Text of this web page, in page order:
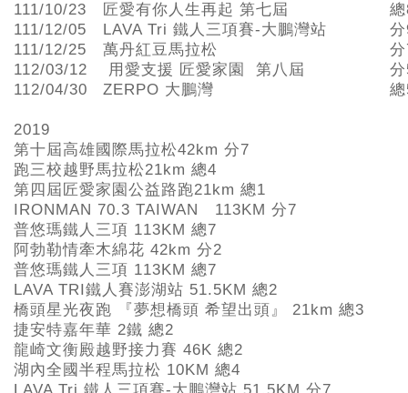
111/10/23
匠愛有你人生再起 第七屆
111/12/05
LAVA Tri 鐵人三項賽-大鵬灣站
111/12/25
萬丹紅豆馬拉松
112/03/12
用愛支援 匠愛家園 第八屆
112/04/30
ZERPO 大鵬灣
2019
第十屆高雄國際馬拉松42km 分7
跑三校越野馬拉松21km 總4
第四屆匠愛家園公益路跑21km 總1
IRONMAN 70.3 TAIWAN 113KM 分7
普悠瑪鐵人三項 113KM 總7
阿勃勒情牽木綿花 42km 分2
普悠瑪鐵人三項 113KM 總7
LAVA TRI 鐵人賽澎湖站 51.5KM 總2
橋頭星光夜跑 『夢想橋頭 希望出頭』 21km 總3
捷安特嘉年華 2鐵 總2
龍崎文衡殿越野接力賽 46K 總2
湖內全國半程馬拉松 10KM 總4